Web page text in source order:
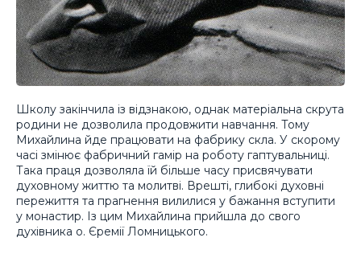
Школу закінчила із відзнакою, однак матеріальна скрута
родини не дозволила продовжити навчання. Тому
Михайлина йде працювати на фабрику скла. У скорому
часі змінює фабричний гамір на роботу гаптувальниці.
Така праця дозволяла їй більше часу присвячувати
духовному життю та молитві. Врешті, глибокі духовні
пережиття та прагнення вилилися у бажання вступити
у монастир. Із цим Михайлина прийшла до свого
духівника о. Єремії Ломницького.